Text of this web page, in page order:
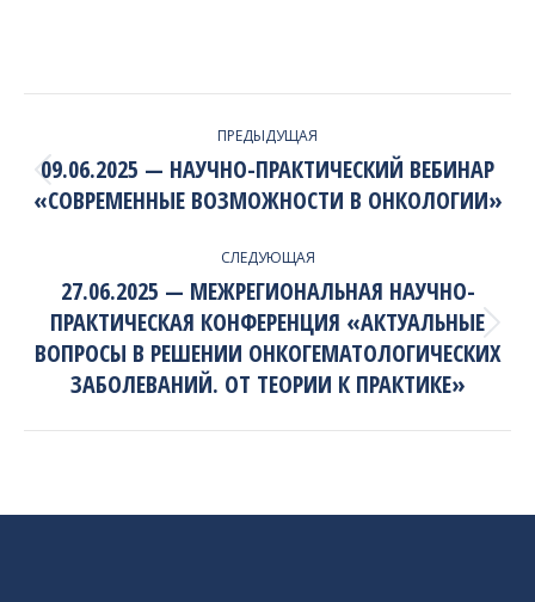
NAVIGATION
ПРЕДЫДУЩАЯ
Previous
project:
09.06.2025 — НАУЧНО-ПРАКТИЧЕСКИЙ ВЕБИНАР
«СОВРЕМЕННЫЕ ВОЗМОЖНОСТИ В ОНКОЛОГИИ»
СЛЕДУЮЩАЯ
Next
project:
27.06.2025 — МЕЖРЕГИОНАЛЬНАЯ НАУЧНО-
ПРАКТИЧЕСКАЯ КОНФЕРЕНЦИЯ «АКТУАЛЬНЫЕ
ВОПРОСЫ В РЕШЕНИИ ОНКОГЕМАТОЛОГИЧЕСКИХ
ЗАБОЛЕВАНИЙ. ОТ ТЕОРИИ К ПРАКТИКЕ»